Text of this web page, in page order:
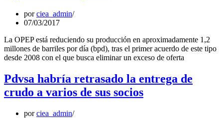
porciea_admin
07/03/2017
La OPEP está reduciendo su producción en aproximadamente 1,2
millones de barriles por día (bpd), tras el primer acuerdo de este tipo
desde 2008 con el que busca eliminar un exceso de oferta
Pdvsa habría retrasado la entrega de
crudo a varios de sus socios
porciea_admin